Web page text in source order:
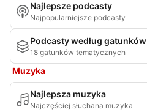
Najlepsze podcasty
Najpopularniejsze podcasty
Podcasty według gatunków
18 gatunków tematycznych
Muzyka
Najlepsza muzyka
Najczęściej słuchana muzyka